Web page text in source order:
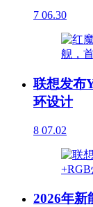
7 06.30
联想发布
环设计
8 07.02
2026年新